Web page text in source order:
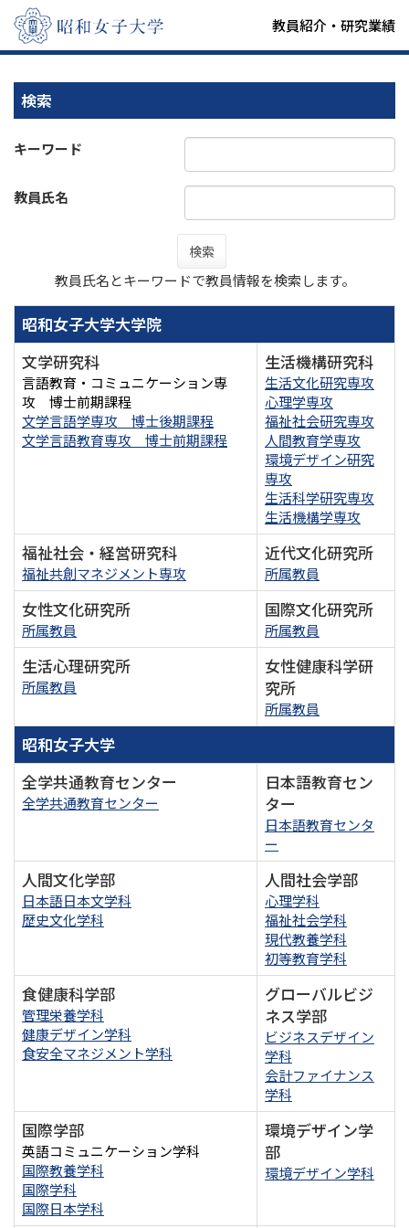
教員紹介・研究業績
検索
キーワード
教員氏名
検索
教員氏名とキーワードで教員情報を検索します。
昭和女子大学大学院
文学研究科
言語教育・コミュニケーション専
攻 博士前期課程
文学言語学専攻 博士後期課程
文学言語教育専攻 博士前期課程
生活機構研究科
生活文化研究専攻
心理学専攻
福祉社会研究専攻
人間教育学専攻
環境デザイン研究
専攻
生活科学研究専攻
生活機構学専攻
福祉社会・経営研究科
福祉共創マネジメント専攻
近代文化研究所
所属教員
女性文化研究所
所属教員
国際文化研究所
所属教員
生活心理研究所
所属教員
女性健康科学研
究所
所属教員
昭和女子大学
全学共通教育センター
全学共通教育センター
日本語教育セン
ター
日本語教育センタ
ー
人間文化学部
日本語日本文学科
歴史文化学科
人間社会学部
心理学科
福祉社会学科
現代教養学科
初等教育学科
食健康科学部
管理栄養学科
健康デザイン学科
食安全マネジメント学科
グローバルビジ
ネス学部
ビジネスデザイン
学科
会計ファイナンス
学科
国際学部
英語コミュニケーション学科
国際教養学科
国際学科
国際日本学科
環境デザイン学
部
環境デザイン学科